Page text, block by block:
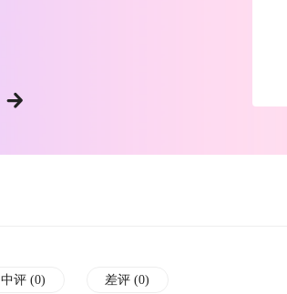
中评 (0) 差评 (0)